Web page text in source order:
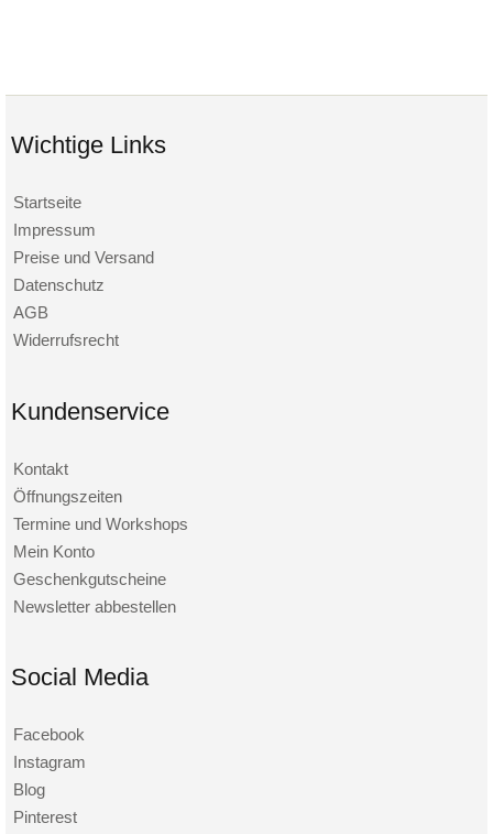
Wichtige Links
Startseite
Impressum
Preise und Versand
Datenschutz
AGB
Widerrufsrecht
Kundenservice
Kontakt
Öffnungszeiten
Termine und Workshops
Mein Konto
Geschenkgutscheine
Newsletter abbestellen
Social Media
Facebook
Instagram
Blog
Pinterest